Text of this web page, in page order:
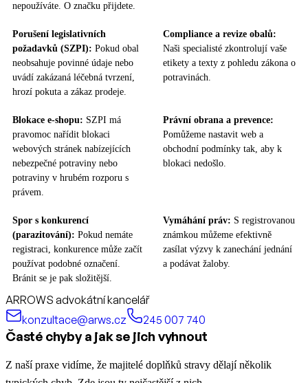
nepoužíváte. O značku přijdete.
Porušení legislativních
požadavků (SZPI): Pokud obal
neobsahuje povinné údaje nebo
uvádí zakázaná léčebná tvrzení,
hrozí pokuta a zákaz prodeje.
Compliance a revize obalů:
Naši specialisté zkontrolují vaše
etikety a texty z pohledu zákona o
potravinách.
Blokace e-shopu: SZPI má
pravomoc nařídit blokaci
webových stránek nabízejících
nebezpečné potraviny nebo
potraviny v hrubém rozporu s
právem.
Právní obrana a prevence:
Pomůžeme nastavit web a
obchodní podmínky tak, aby k
blokaci nedošlo.
Spor s konkurencí
(parazitování): Pokud nemáte
registraci, konkurence může začít
používat podobné označení.
Bránit se je pak složitější.
Vymáhání práv: S registrovanou
známkou můžeme efektivně
zasílat výzvy k zanechání jednání
a podávat žaloby.
ARROWS advokátní kancelář
konzultace@arws.cz
245 007 740
Časté chyby a jak se jich vyhnout
Z naší praxe vidíme, že majitelé doplňků stravy dělají několik